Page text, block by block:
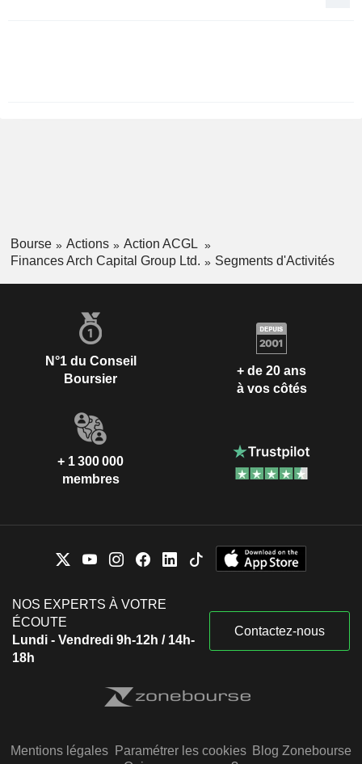
Bourse Actions
Action ACGL
Finances Arch Capital Group Ltd.
Segments d'Activités
N°1 du Conseil
Boursier
+ de 20 ans
à vos côtés
+ 1 300 000
membres
NOS EXPERTS À VOTRE
ÉCOUTE
Lundi - Vendredi 9h-12h / 14h-
18h
Contactez-nous
Mentions légales Paramétrer les cookies Blog Zonebourse